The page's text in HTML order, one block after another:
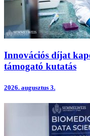
Innovációs díjat
támogató kutatás
2026. augusztus 3.